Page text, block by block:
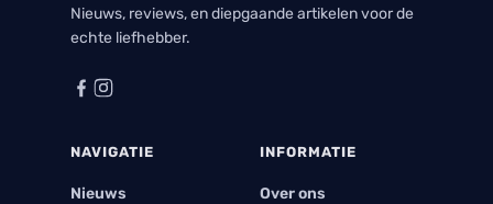
Nieuws, reviews, en diepgaande artikelen voor de
echte liefhebber.
NAVIGATIE
Nieuws
INFORMATIE
Over ons